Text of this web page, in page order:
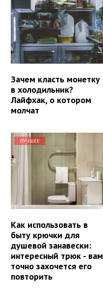
Зачем класть монетку
в холодильник?
Лайфхак, о котором
молчат
ЛУЧШЕЕ
Как использовать в
быту крючки для
душевой занавески:
интересный трюк - вам
точно захочется его
повторить